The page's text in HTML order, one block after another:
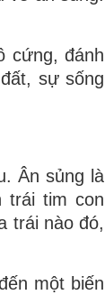
cứng, đánh
sự sống
Ân sủng là
trái tim con
trái nào đó,
một biến